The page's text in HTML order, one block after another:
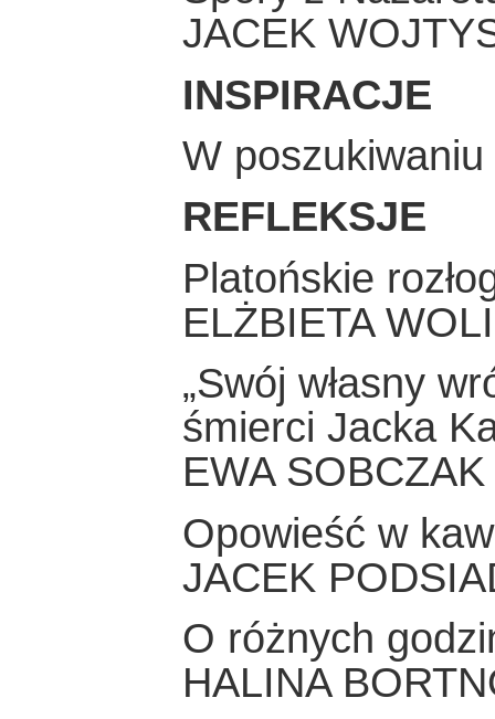
JACEK
INSPIRACJE
W
REFLEKSJE
Platońskie
ELŻBIETA
„Swój własny
śmierci Jacka
EWA SOBCZAK
Opowieść w
JACEK
O różnych
HALINA